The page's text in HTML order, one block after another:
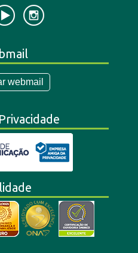
webmail